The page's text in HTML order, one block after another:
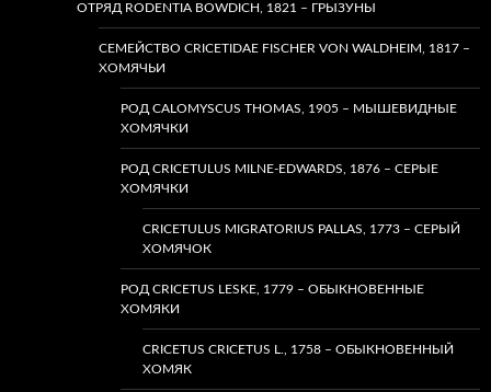
ОТРЯД RODENTIA BOWDICH, 1821 – ГРЫЗУНЫ
СЕМЕЙСТВО CRICETIDAE FISCHER VON WALDHEIM, 1817 –
ХОМЯЧЬИ
РОД CALOMYSCUS THOMAS, 1905 – МЫШЕВИДНЫЕ
ХОМЯЧКИ
РОД CRICETULUS MILNE-EDWARDS, 1876 – СЕРЫЕ
ХОМЯЧКИ
CRICETULUS MIGRATORIUS PALLAS, 1773 – СЕРЫЙ
ХОМЯЧОК
РОД CRICETUS LESKE, 1779 – ОБЫКНОВЕННЫЕ
ХОМЯКИ
CRICETUS CRICETUS L., 1758 – ОБЫКНОВЕННЫЙ
ХОМЯК